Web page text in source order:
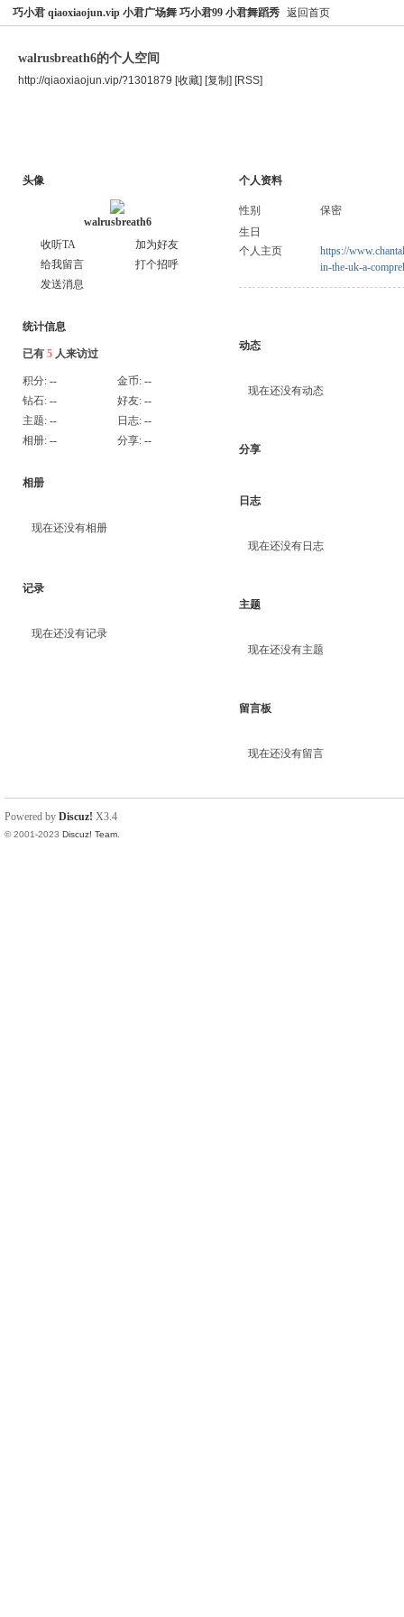
巧小君 qiaoxiaojun.vip 小君广场舞 巧小君99 小君舞蹈秀 返回首页
walrusbreath6的个人空间
http://qiaoxiaojun.vip/?1301879 [收藏] [复制] [RSS]
头像
walrusbreath6
收听TA
加为好友
给我留言
打个招呼
发送消息
统计信息
已有 5 人来访过
积分: -- 金币: --
钻石: -- 好友: --
主题: -- 日志: --
相册: -- 分享: --
相册
现在还没有相册
记录
现在还没有记录
个人资料
性别
保密
生日
个人主页
https://
in-the-uk-a-
动态
现在还没有动态
分享
日志
现在还没有日志
主题
现在还没有主题
留言板
现在还没有留言
Powered by Discuz! X3.4
© 2001-2023 Discuz! Team